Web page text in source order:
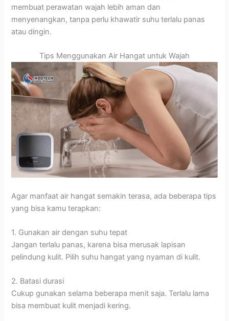
membuat perawatan wajah lebih aman dan
menyenangkan, tanpa perlu khawatir suhu terlalu panas
atau dingin.
Tips Menggunakan Air Hangat untuk Wajah
Agar manfaat air hangat semakin terasa, ada beberapa tips
yang bisa kamu terapkan:
1. Gunakan air dengan suhu tepat
Jangan terlalu panas, karena bisa merusak lapisan
pelindung kulit. Pilih suhu hangat yang nyaman di kulit.
2. Batasi durasi
Cukup gunakan selama beberapa menit saja. Terlalu lama
bisa membuat kulit menjadi kering.